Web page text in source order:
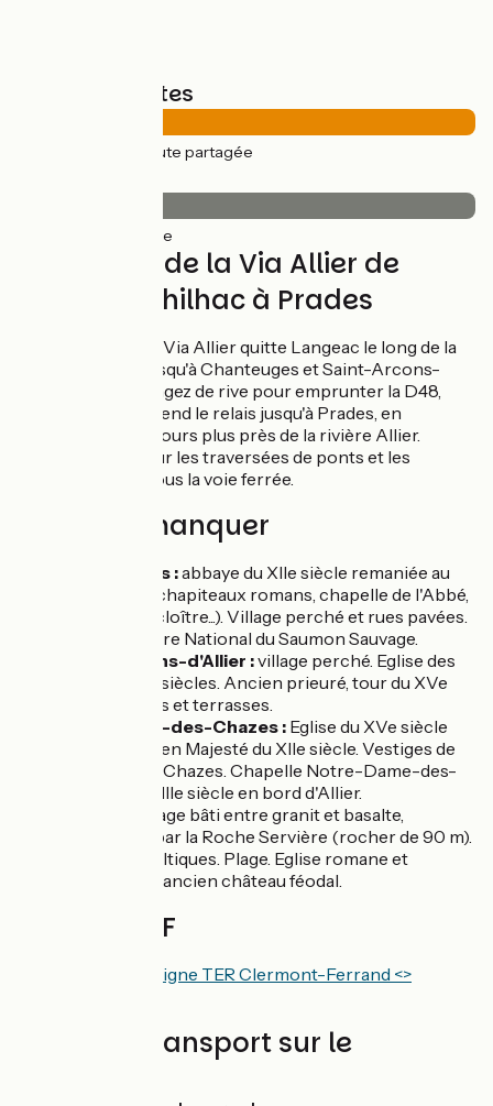
Types de routes
(100%) Route partagée
(100%) Lisse
L'itinéraire de la Via Allier de
Lavoûte-Chilhac à Prades
La véloroute de la Via Allier quitte Langeac le long de la
D585 et s'élève jusqu'à Chanteuges et Saint-Arcons-
d'Allier. Vous changez de rive pour emprunter la D48,
plus étroite qui prend le relais jusqu'à Prades, en
s'approchant toujours plus près de la rivière Allier.
Restez vigilants sur les traversées de ponts et les
passages sur et sous la voie ferrée.
À ne pas manquer
Chanteuges :abbaye du XIIe siècle remaniée au
XVe siècle (chapiteaux romans, chapelle de l'Abbé,
vestiges du cloître...). Village perché et rues pavées.
Conservatoire National du Saumon Sauvage.
Saint-Arcons-d'Allier :village perché. Eglise des
XIVe et XVe siècles. Ancien prieuré, tour du XVe
siècle, jardins et terrasses.
Saint-Julien-des-Chazes : Eglise du XVe siècle
avec Vierge en Majesté du XIIe siècle. Vestiges de
l'abbaye des Chazes. Chapelle Notre-Dame-des-
Chazes du XIIIe siècle en bord d'Allier.
village bâti entre granit et basalte,
surplombé par la Roche Servière (rocher de 90 m).
Orgues basaltiques. Plage. Eglise romane et
vestiges de l'ancien château féodal.
Gares SNCF
Ligne TER Clermont-Ferrand <>
Trains et transport sur le